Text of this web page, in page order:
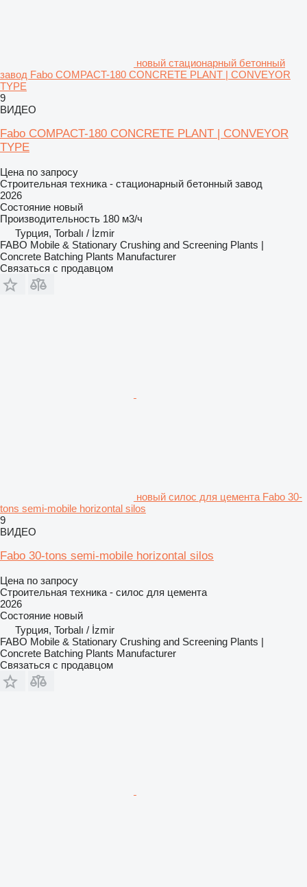
новый стационарный бетонный
завод Fabo COMPACT-180 CONCRETE PLANT | CONVEYOR
TYPE
9
ВИДЕО
Fabo COMPACT-180 CONCRETE PLANT | CONVEYOR
TYPE
Цена по запросу
Строительная техника - стационарный бетонный завод
2026
Состояние новый
Производительность 180 м3/ч
Турция, Torbalı / İzmir
FABO Mobile & Stationary Crushing and Screening Plants |
Concrete Batching Plants Manufacturer
Связаться с продавцом
новый силос для цемента Fabo 30-
tons semi-mobile horizontal silos
9
ВИДЕО
Fabo 30-tons semi-mobile horizontal silos
Цена по запросу
Строительная техника - силос для цемента
2026
Состояние новый
Турция, Torbalı / İzmir
FABO Mobile & Stationary Crushing and Screening Plants |
Concrete Batching Plants Manufacturer
Связаться с продавцом